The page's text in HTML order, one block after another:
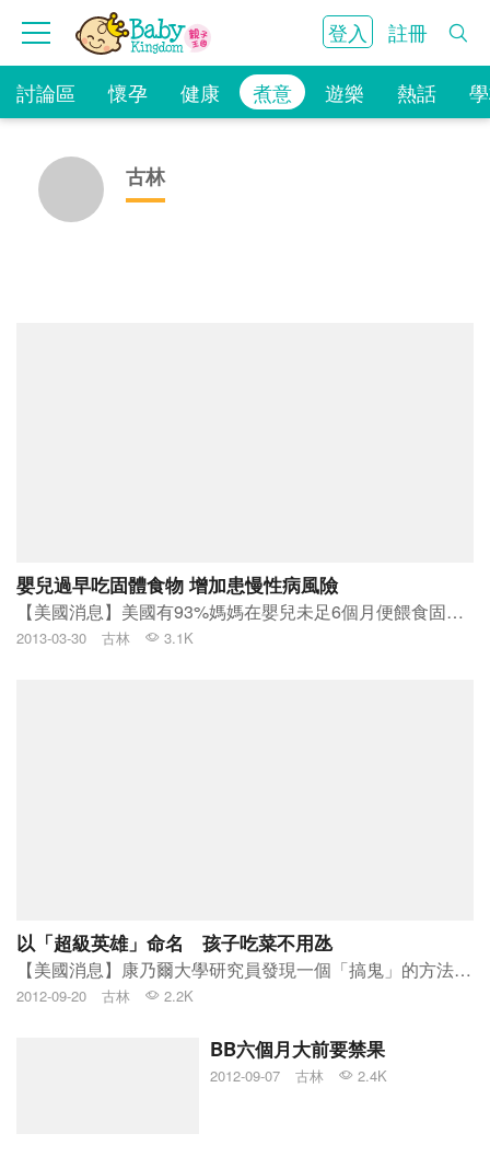
登入 註冊
討論區 懷孕 健康 煮意 遊樂 熱話
古林
嬰兒過早吃固體食物 增加患慢性病風險
【美國消息】美國有93%媽媽在嬰兒未足6個月便餵食固體食物, 比建議年齡早。專家提醒嬰兒過早開始吃固體食物, 會增加未來過胖和患糖尿病的風險。<!--more-->
2013-03-30 古林 3.1K
以「超級英雄」命名 孩子吃菜不用氹
【美國消息】康乃爾大學研究員發現一個「搞鬼」的方法，幫父母吸引小朋友吃健康食物, 如蔬果類。就是向小朋友介紹食物時，改用古怪有趣的名字，例如把蘿蔔叫做「X光版蘿蔔」。<!--more-->
2012-09-20 古林 2.2K
BB六個月大前要禁果
2012-09-07 古林 2.4K